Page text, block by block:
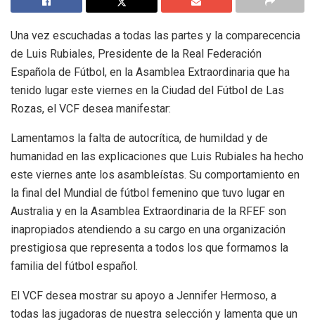
Una vez escuchadas a todas las partes y la comparecencia
de Luis Rubiales, Presidente de la Real Federación
Española de Fútbol, en la Asamblea Extraordinaria que ha
tenido lugar este viernes en la Ciudad del Fútbol de Las
Rozas, el VCF desea manifestar:
Lamentamos la falta de autocrítica, de humildad y de
humanidad en las explicaciones que Luis Rubiales ha hecho
este viernes ante los asambleístas. Su comportamiento en
la final del Mundial de fútbol femenino que tuvo lugar en
Australia y en la Asamblea Extraordinaria de la RFEF son
inapropiados atendiendo a su cargo en una organización
prestigiosa que representa a todos los que formamos la
familia del fútbol español.
El VCF desea mostrar su apoyo a Jennifer Hermoso, a
todas las jugadoras de nuestra selección y lamenta que un